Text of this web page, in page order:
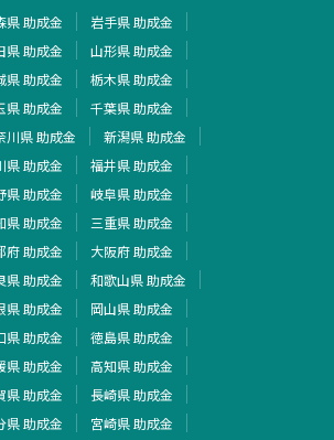
県 助成金
岩手県 助成金
県 助成金
山形県 助成金
県 助成金
栃木県 助成金
県 助成金
千葉県 助成金
川県 助成金
新潟県 助成金
県 助成金
福井県 助成金
県 助成金
岐阜県 助成金
県 助成金
三重県 助成金
府 助成金
大阪府 助成金
県 助成金
和歌山県 助成金
県 助成金
岡山県 助成金
県 助成金
徳島県 助成金
県 助成金
高知県 助成金
県 助成金
長崎県 助成金
県 助成金
宮崎県 助成金